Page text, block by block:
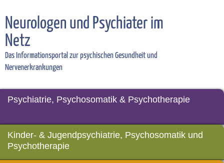
Neurologen und Psychiater im
Netz
Das Informationsportal zur psychischen Gesundheit und
Nervenerkrankungen
Psychiatrie, Psychosomatik & Psychotherapie
Kinder- & Jugendpsychiatrie, Psychosomatik und
Psychotherapie